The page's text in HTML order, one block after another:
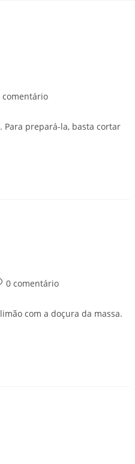
comentário
prepará-la, basta cortar
0 comentário
com a doçura da massa.